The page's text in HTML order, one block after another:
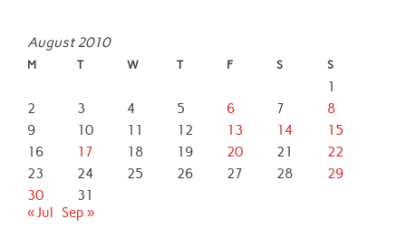
August 2010
M T W T F S S
1
2
3 4 5 6 7
8
9
10 11 12 13 14
15
16
17 18 19 20 21
22
23
24 25 26 27 28
29
30
31
« Jul Sep »